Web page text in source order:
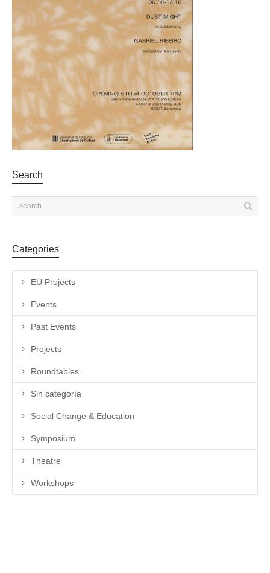
Search
Categories
EU Projects
Events
Past Events
Projects
Roundtables
Sin categoría
Social Change & Education
Symposium
Theatre
Workshops